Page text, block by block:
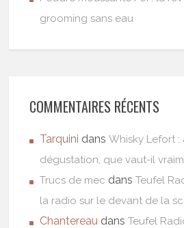
grooming sans eau
COMMENTAIRES RÉCENTS
Tarquini dansWhisky Lefort :
dégustation, que vaut-il
Trucs de mec dansTeufel
la radio sur le devant de la
Chantereau dansTeufel